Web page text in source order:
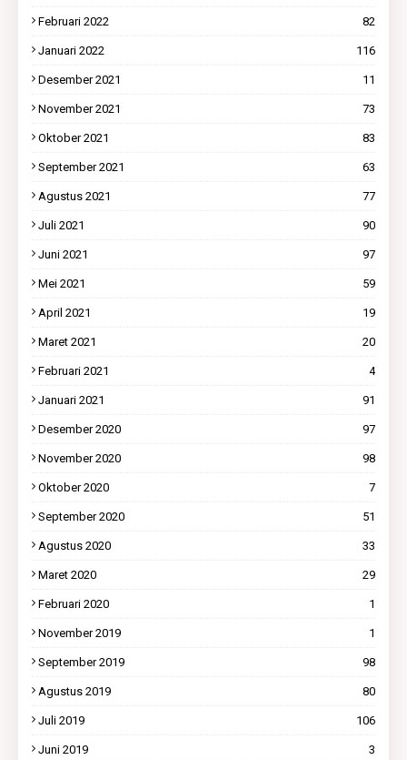
Februari 2022 82
Januari 2022 116
Desember 2021 11
November 2021 73
Oktober 2021 83
September 2021 63
Agustus 2021 77
Juli 2021 90
Juni 2021 97
Mei 2021 59
April 2021 19
Maret 2021 20
Februari 2021 4
Januari 2021 91
Desember 2020 97
November 2020 98
Oktober 2020 7
September 2020 51
Agustus 2020 33
Maret 2020 29
Februari 2020 1
November 2019 1
September 2019 98
Agustus 2019 80
Juli 2019 106
Juni 2019 3